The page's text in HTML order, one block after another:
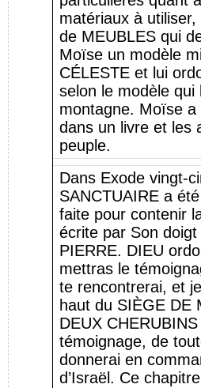
matériaux à
de MEUBLES qui
Moïse un modèle
CÉLESTE et lui
selon le modèle
montagne. Moïse
dans un livre et les
peuple.
Dans Exode vingt-
SANCTUAIRE a
faite pour contenir
écrite par Son
PIERRE. DIEU
mettras le
te rencontrerai, et
haut du SIÈGE DE
DEUX
témoignage, de
donnerai en
d’Israël. Ce